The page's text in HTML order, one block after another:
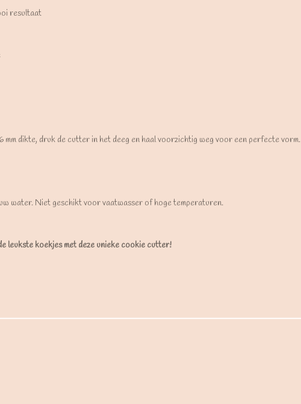
resultaat
dikte, druk de cutter in het deeg en haal voorzichtig weg voor een perfecte vorm.
water. Niet geschikt voor vaatwasser of hoge temperaturen.
leukste koekjes met deze unieke cookie cutter!